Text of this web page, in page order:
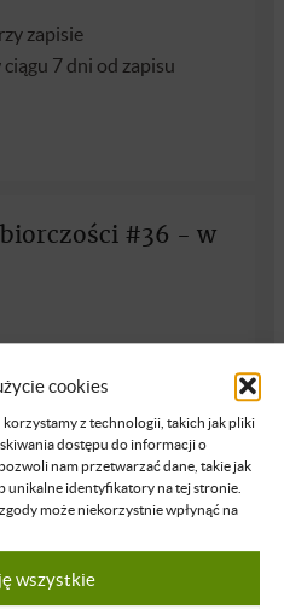
cookies
z technologii, takich jak pliki
dostępu do informacji o
nam przetwarzać dane, takie jak
unikalne identyfikatory na tej stronie.
może niekorzystnie wpłynąć na
wszystkie
zapisie
ciągu 7 dni od zapisu
#36 - w
zapisie
ciągu 7 dni od zapisu
10 grudnia 2025
25 lutego 2026
20 maja 2026